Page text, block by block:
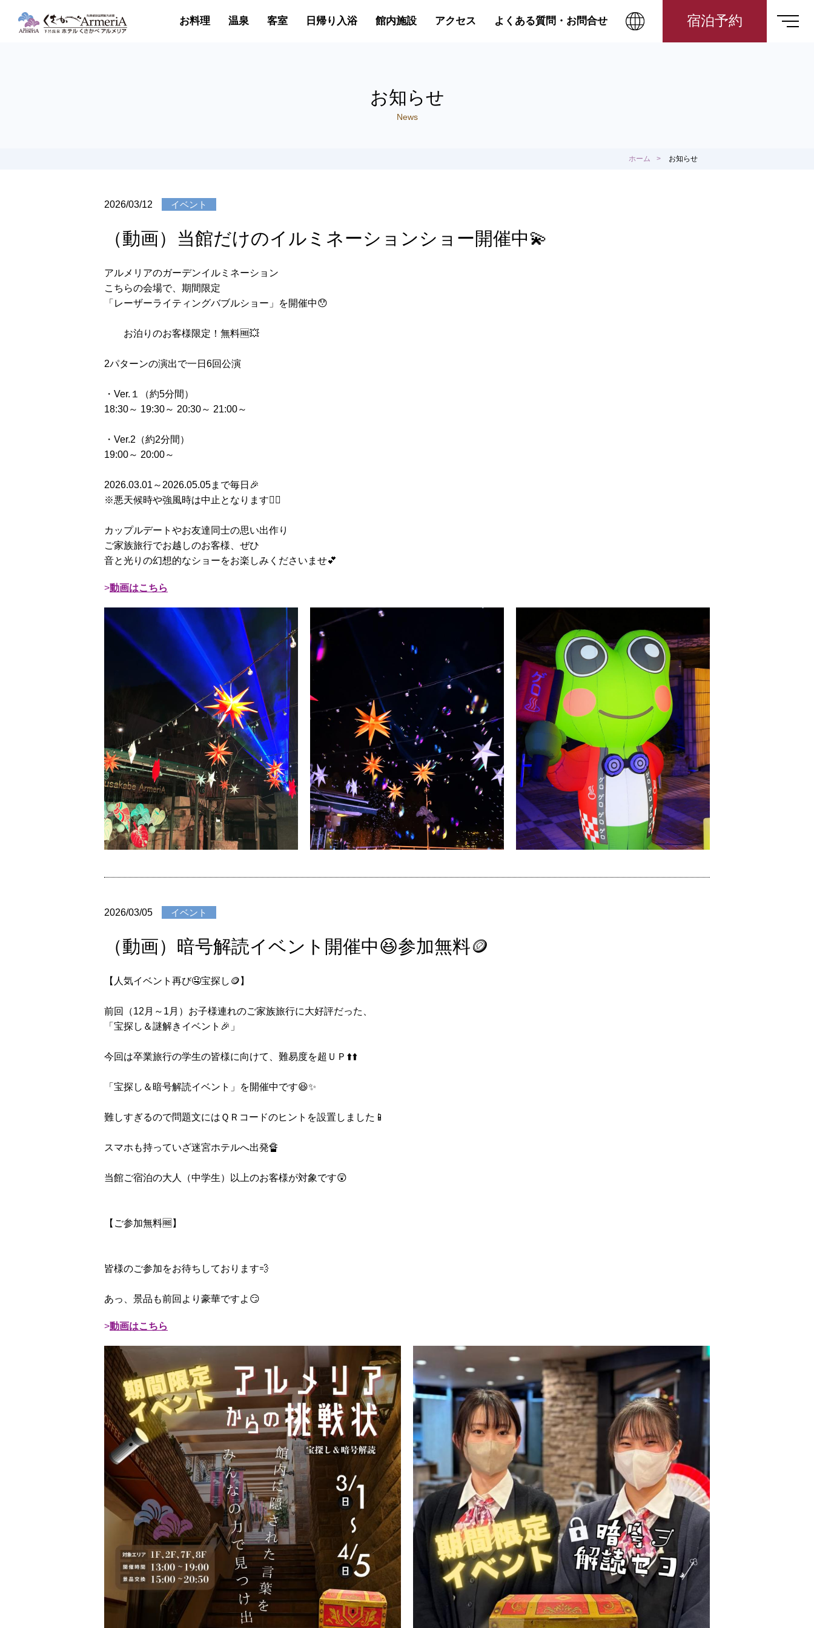
お料理 温泉 客室 日帰り入浴 館内施設 アクセス よくある質問・お問合せ 宿泊予約
お知らせ
News
ホーム お知らせ
2026/03/12 イベント
（動画）当館だけのイルミネーションショー開催中💫
アルメリアのガーデンイルミネーション
こちらの会場で、期間限定
「レーザーライティングバブルショー」を開催中😯
お泊りのお客様限定！無料🆓💥
2パターンの演出で一日6回公演
・Ver.１（約5分間）
18:30～ 19:30～ 20:30～ 21:00～
・Ver.2（約2分間）
19:00～ 20:00～
2026.03.01～2026.05.05まで毎日🎉
※悪天候時や強風時は中止となります🙇‍♀️
カップルデートやお友達同士の思い出作り
ご家族旅行でお越しのお客様、ぜひ
音と光りの幻想的なショーをお楽しみくださいませ💕
動画はこちら
2026/03/05 イベント
（動画）暗号解読イベント開催中😆参加無料🪙
【人気イベント再び🤤宝探し🪙】
前回（12月～1月）お子様連れのご家族旅行に大好評だった、
「宝探し＆謎解きイベント🎉」
今回は卒業旅行の学生の皆様に向けて、難易度を超ＵＰ⬆️⬆️
「宝探し＆暗号解読イベント」を開催中です😆✨
難しすぎるので問題文にはＱＲコードのヒントを設置しました📱
スマホも持っていざ迷宮ホテルへ出発🔏
当館ご宿泊の大人（中学生）以上のお客様が対象です😲
【ご参加無料🆓】
皆様のご参加をお待ちしております💨
あっ、景品も前回より豪華ですよ😏
動画はこちら